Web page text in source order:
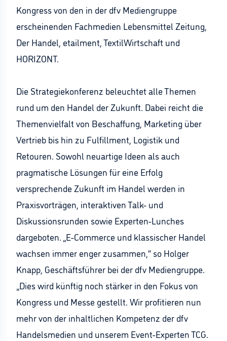
Kongress von den in der dfv Mediengruppe
erscheinenden Fachmedien Lebensmittel Zeitung,
Der Handel, etailment, TextilWirtschaft und
HORIZONT.
Die Strategiekonferenz beleuchtet alle Themen
rund um den Handel der Zukunft. Dabei reicht die
Themenvielfalt von Beschaffung, Marketing über
Vertrieb bis hin zu Fulfillment, Logistik und
Retouren. Sowohl neuartige Ideen als auch
pragmatische Lösungen für eine Erfolg
versprechende Zukunft im Handel werden in
Praxisvorträgen, interaktiven Talk- und
Diskussionsrunden sowie Experten-Lunches
dargeboten. „E-Commerce und klassischer Handel
wachsen immer enger zusammen,“ so Holger
Knapp, Geschäftsführer bei der dfv Mediengruppe.
„Dies wird künftig noch stärker in den Fokus von
Kongress und Messe gestellt. Wir profitieren nun
mehr von der inhaltlichen Kompetenz der dfv
Handelsmedien und unserem Event-Experten TCG.